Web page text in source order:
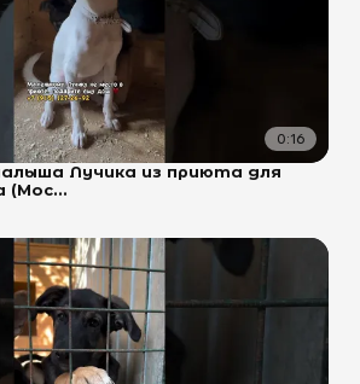
0:16
Лучика из приюта для
(Мос...